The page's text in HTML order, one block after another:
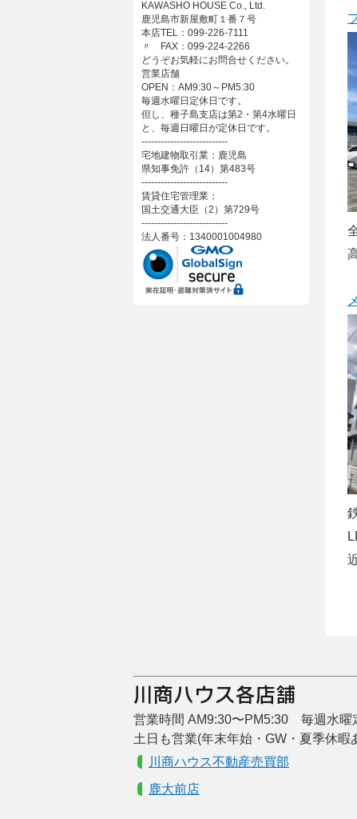
KAWASHO HOUSE Co., Ltd.
鹿児島市新屋敷町１番７号
本店TEL：099-226-7111
〃 FAX：099-224-2266
どうぞお気軽にお問合せください。
営業店舗
OPEN：AM9:30～PM5:30
毎週水曜日定休日です。
但し、種子島支店は第2・第4水曜日
と、毎週日曜日が定休日です。
---------------------------
宅地建物取引業：鹿児島
県知事免許（14）第483号
---------------------------
賃貸住宅管理業：
国土交通大臣（2）第729号
---------------------------
法人番号：1340001004980
営業時間 AM9:30〜PM5:30 毎週水曜
土日も営業(年末年始・GW・夏季休
川商ハウス不動産売買部
鹿大前店